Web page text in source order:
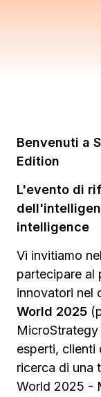
Benvenuti a
Edition
L'evento di
intelligence
Vi invitiamo
partecipare al
innovatori nel
World 2025
esperti, clienti
ricerca di una
World 2025 -